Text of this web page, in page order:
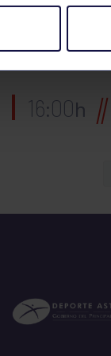
12:30h
16:00h